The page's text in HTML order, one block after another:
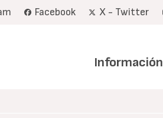
Facebook X - Twitter
Información